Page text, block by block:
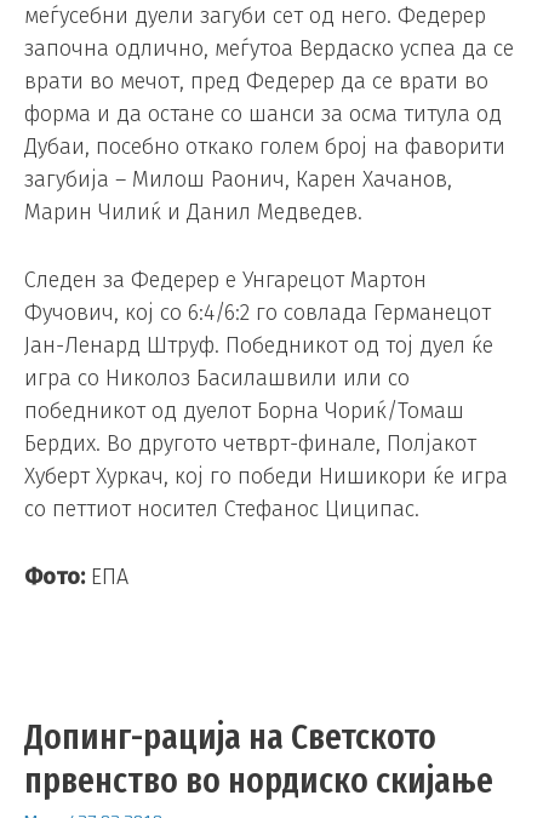
меѓусебни дуели загуби сет од него. Федерер
започна одлично, меѓутоа Вердаско успеа да се
врати во мечот, пред Федерер да се врати во
форма и да остане со шанси за осма титула од
Дубаи, посебно откако голем број на фаворити
загубија – Милош Раонич, Карен Хачанов,
Марин Чилиќ и Данил Медведев.
Следен за Федерер е Унгарецот Мартон
Фучович, кој со 6:4/6:2 го совлада Германецот
Јан-Ленард Штруф. Победникот од тој дуел ќе
игра со Николоз Басилашвили или со
победникот од дуелот Борна Чориќ/Томаш
Бердих. Во другото четврт-финале, Полјакот
Хуберт Хуркач, кој го победи Нишикори ќе игра
со петтиот носител Стефанос Циципас.
Фото: ЕПА
Допинг-рација на Светското
првенство во нордиско скијање